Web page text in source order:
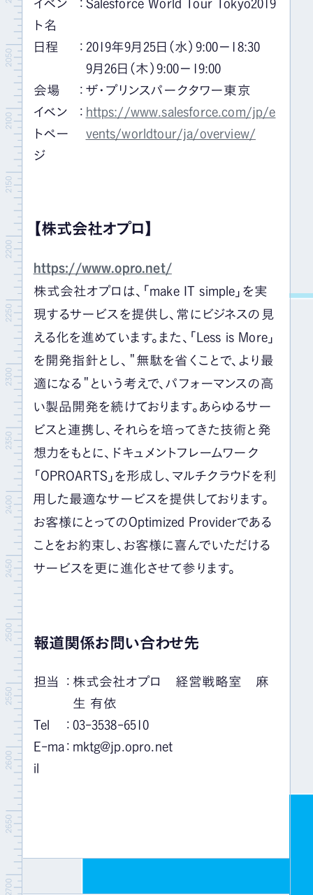
イベン
ト名
： Salesforce World Tour Tokyo2019
日程 ： 2019年9月25日（水）9:00－18:30
9月26日（木）9:00－19:00
会場
： ザ・プリンスパークタワー東京
イベン
トペー
ジ
： https://www.salesforce.com/jp/e
vents/worldtour/ja/overview/
【株式会社オプロ】
https://www.opro.net/
株式会社オプロは、「make IT simple」を実
現するサービスを提供し、常にビジネスの見
える化を進めています。また、「Less is More」
を開発指針とし、＂無駄を省くことで、より最
適になる＂という考えで、パフォーマンスの高
い製品開発を続けております。あらゆるサー
ビスと連携し、それらを培ってきた技術と発
想力をもとに、ドキュメントフレームワーク
「OPROARTS」を形成し、マルチクラウドを利
用した最適なサービスを提供しております。
お客様にとってのOptimized Providerである
ことをお約束し、お客様に喜んでいただける
サービスを更に進化させて参ります。
報道関係お問い合わせ先
担当 ： 株式会社オプロ 経営戦略室 麻
生 有依
Tel
： 03-3538-6510
E-ma
il
： mktg@jp.opro.net